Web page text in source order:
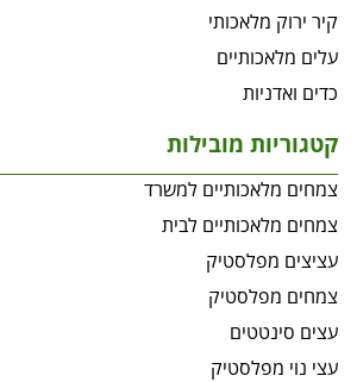
קיר ירוק מלאכותי
עלים מלאכותיים
כדים ואדניות
קטגוריות מובילות
צמחים מלאכותיים למשרד
צמחים מלאכותיים לבית
עציצים מפלסטיק
צמחים מפלסטיק
עצים סינטטים
עצי נוי מפלסטיק